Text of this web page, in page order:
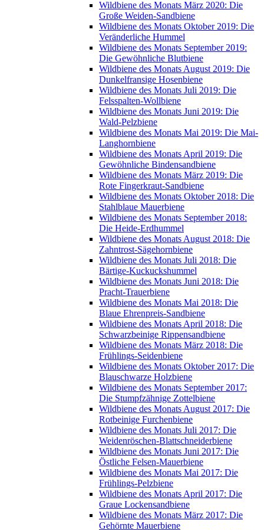
Wildbiene des Monats März 2020: Die
Große Weiden-Sandbiene
Wildbiene des Monats Oktober 2019: Die
Veränderliche Hummel
Wildbiene des Monats September 2019:
Die Gewöhnliche Blutbiene
Wildbiene des Monats August 2019: Die
Dunkelfransige Hosenbiene
Wildbiene des Monats Juli 2019: Die
Felsspalten-Wollbiene
Wildbiene des Monats Juni 2019: Die
Wald-Pelzbiene
Wildbiene des Monats Mai 2019: Die Mai-
Langhornbiene
Wildbiene des Monats April 2019: Die
Gewöhnliche Bindensandbiene
Wildbiene des Monats März 2019: Die
Rote Fingerkraut-Sandbiene
Wildbiene des Monats Oktober 2018: Die
Stahlblaue Mauerbiene
Wildbiene des Monats September 2018:
Die Heide-Erdhummel
Wildbiene des Monats August 2018: Die
Zahntrost-Sägehornbiene
Wildbiene des Monats Juli 2018: Die
Bärtige-Kuckuckshummel
Wildbiene des Monats Juni 2018: Die
Pracht-Trauerbiene
Wildbiene des Monats Mai 2018: Die
Blaue Ehrenpreis-Sandbiene
Wildbiene des Monats April 2018: Die
Schwarzbeinige Rippensandbiene
Wildbiene des Monats März 2018: Die
Frühlings-Seidenbiene
Wildbiene des Monats Oktober 2017: Die
Blauschwarze Holzbiene
Wildbiene des Monats September 2017:
Die Stumpfzähnige Zottelbiene
Wildbiene des Monats August 2017: Die
Rotbeinige Furchenbiene
Wildbiene des Monats Juli 2017: Die
Weidenröschen-Blattschneiderbiene
Wildbiene des Monats Juni 2017: Die
Östliche Felsen-Mauerbiene
Wildbiene des Monats Mai 2017: Die
Frühlings-Pelzbiene
Wildbiene des Monats April 2017: Die
Graue Lockensandbiene
Wildbiene des Monats März 2017: Die
Gehörnte Mauerbiene